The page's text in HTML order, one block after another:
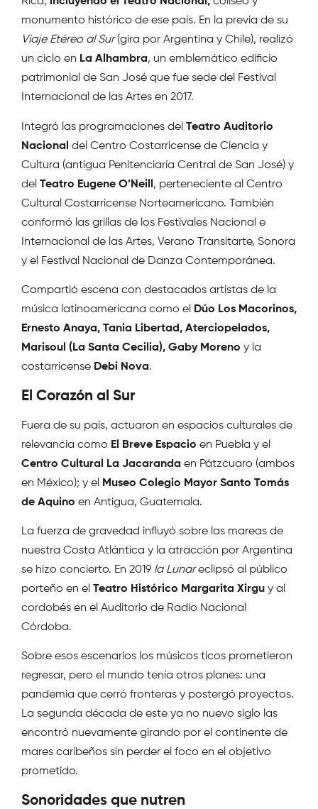
monumento histórico de ese país. En la previa de su
Viaje Etéreo al Sur(gira por Argentina y Chile), realizó
un ciclo en La Alhambra, un emblemático edificio
patrimonial de San José que fue sede del Festival
Internacional de las Artes en 2017.
Integró las programaciones del Teatro Auditorio
Nacional del Centro Costarricense de Ciencia y
Cultura (antigua Penitenciaría Central de San José) y
del Teatro Eugene O’Neill , perteneciente al Centro
Cultural Costarricense Norteamericano. También
conformó las grillas de los Festivales Nacional e
Internacional de las Artes, Verano Transitarte, Sonora
y el Festival Nacional de Danza Contemporánea.
Compartió escena con destacados artistas de la
música latinoamericana como el
Dúo Los Macorinos,
Ernesto Anaya, Tania Libertad, Aterciopelados,
Marisoul (La Santa Cecilia), Gaby Moreno y la
costarricense Debi Nova.
El Corazón al Sur
Fuera de su país, actuaron en espacios culturales de
relevancia como El Breve Espacio en Puebla y el
Centro Cultural La Jacaranda en Pátzcuaro (ambos
en México); y el
Museo Colegio Mayor Santo Tomás
de Aquino en Antigua, Guatemala.
La fuerza de gravedad influyó sobre las mareas de
nuestra Costa Atlántica y la atracción por Argentina
se hizo concierto. En 2019 la Lunareclipsó al público
porteño en el Teatro Histórico Margarita Xirgu y al
cordobés en el Auditorio de Radio Nacional
Córdoba.
Sobre esos escenarios los músicos ticos prometieron
regresar, pero el mundo tenía otros planes: una
pandemia que cerró fronteras y postergó proyectos.
La segunda década de este ya no nuevo siglo las
encontró nuevamente girando por el continente de
mares caribeños sin perder el foco en el objetivo
prometido.
Sonoridades que nutren